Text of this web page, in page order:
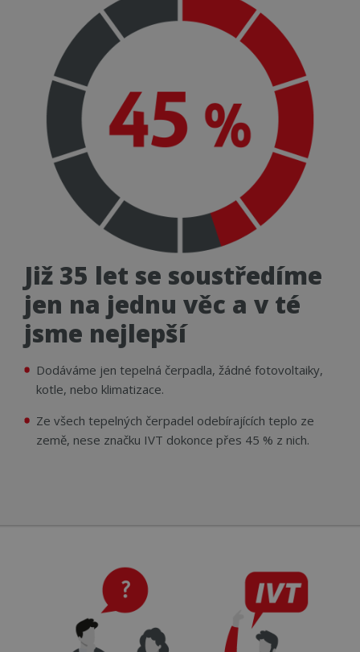
Již 35 let se soustředíme
jen na jednu věc a v té
jsme nejlepší
Dodáváme jen tepelná čerpadla, žádné fotovoltaiky,
kotle, nebo klimatizace.
Ze všech tepelných čerpadel odebírajících teplo ze
země, nese značku IVT dokonce přes 45 % z nich.